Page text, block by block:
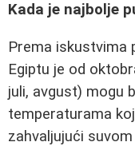
Kada je najbolje
Prema iskustvima
Egiptu je od
juli, avgust) mogu
temperaturama
zahvaljujući